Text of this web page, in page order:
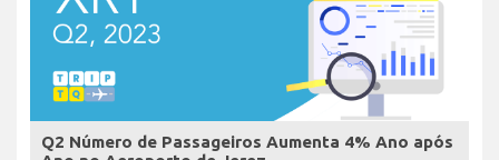
Q2 Número de Passageiros Aumenta 4% Ano após